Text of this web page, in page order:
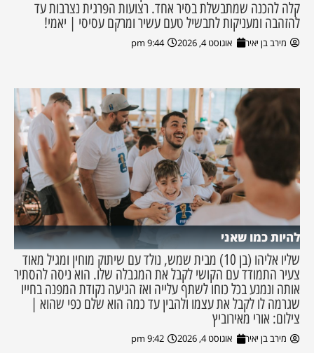
קלה להכנה שמתבשלת בסיר אחד. רצועות הפרגית נצרבות עד
להזהבה ומעניקות לתבשיל טעם עשיר ומרקם עסיסי | יאמי!
מירב בן יאיר אוגוסט 4, 2026 9:44 pm
להיות כמו שאני
שליו אליהו (בן 10) מבית שמש, נולד עם שיתוק מוחין ומגיל מאוד
צעיר התמודד עם הקושי לקבל את המגבלה שלו. הוא ניסה להסתיר
אותה ונמנע בכל כוחו לשתף עלייה ואז הגיעה נקודת המפנה בחייו
שגרמה לו לקבל את עצמו ולהבין עד כמה הוא שלם כפי שהוא |
צילום: אורי מאירוביץ
מירב בן יאיר אוגוסט 4, 2026 9:42 pm